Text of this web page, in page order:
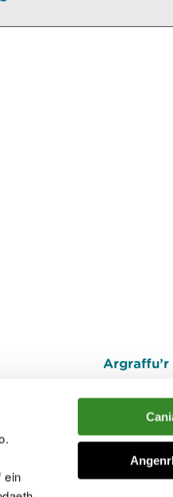
ein
Argraffu’r